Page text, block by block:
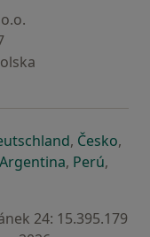
nové záložce
v nové záložce
se otevře v
, Českose
,
záložce
v nové záložce
otevře v nové
Argentinase otevře v
, Perúse
,
24: 15.395.179